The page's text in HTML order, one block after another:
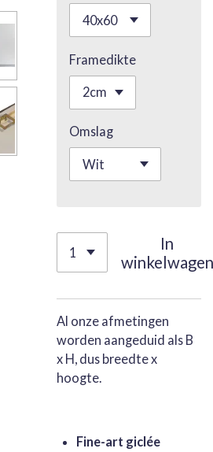
Framedikte
Omslag
In
winkelwagen
Al onze afmetingen
worden aangeduid als B
x H, dus breedte x
hoogte.
Fine-art giclée